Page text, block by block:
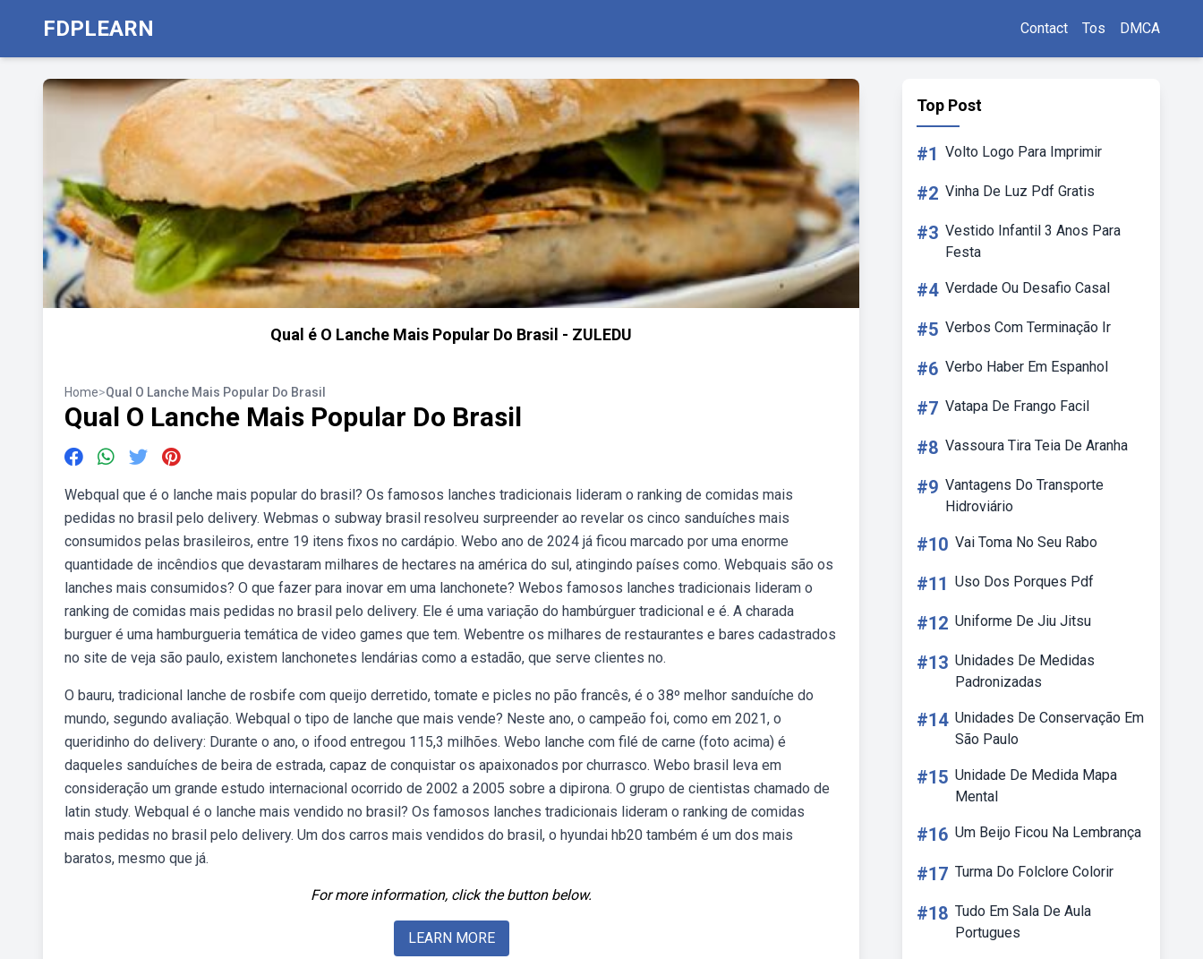
FDPLEARN Contact Tos DMCA
Qual é O Lanche Mais Popular Do Brasil - ZULEDU
Home>Qual O Lanche Mais Popular Do Brasil
Qual O Lanche Mais Popular Do Brasil
Webqual que é o lanche mais popular do brasil? Os famosos lanches tradicionais lideram o ranking de comidas mais
pedidas no brasil pelo delivery. Webmas o subway brasil resolveu surpreender ao revelar os cinco sanduíches mais
consumidos pelas brasileiros, entre 19 itens fixos no cardápio. Webo ano de 2024 já ficou marcado por uma enorme
quantidade de incêndios que devastaram milhares de hectares na américa do sul, atingindo países como. Webquais são os
lanches mais consumidos? O que fazer para inovar em uma lanchonete? Webos famosos lanches tradicionais lideram o
ranking de comidas mais pedidas no brasil pelo delivery. Ele é uma variação do hambúrguer tradicional e é. A charada
burguer é uma hamburgueria temática de video games que tem. Webentre os milhares de restaurantes e bares cadastrados
no site de veja são paulo, existem lanchonetes lendárias como a estadão, que serve clientes no.
O bauru, tradicional lanche de rosbife com queijo derretido, tomate e picles no pão francês, é o 38º melhor sanduíche do
mundo, segundo avaliação. Webqual o tipo de lanche que mais vende? Neste ano, o campeão foi, como em 2021, o
queridinho do delivery: Durante o ano, o ifood entregou 115,3 milhões. Webo lanche com filé de carne (foto acima) é
daqueles sanduíches de beira de estrada, capaz de conquistar os apaixonados por churrasco. Webo brasil leva em
consideração um grande estudo internacional ocorrido de 2002 a 2005 sobre a dipirona. O grupo de cientistas chamado de
latin study. Webqual é o lanche mais vendido no brasil? Os famosos lanches tradicionais lideram o ranking de comidas
mais pedidas no brasil pelo delivery. Um dos carros mais vendidos do brasil, o hyundai hb20 também é um dos mais
baratos, mesmo que já.
For more information, click the button below.
LEARN MORE
Top Post
#1 Volto Logo Para Imprimir
#2 Vinha De Luz Pdf Gratis
#3 Vestido Infantil 3 Anos Para
Festa
#4 Verdade Ou Desafio Casal
#5 Verbos Com Terminação Ir
#6 Verbo Haber Em Espanhol
#7 Vatapa De Frango Facil
#8 Vassoura Tira Teia De Aranha
#9 Vantagens Do Transporte
Hidroviário
#10 Vai Toma No Seu Rabo
#11 Uso Dos Porques Pdf
#12 Uniforme De Jiu Jitsu
#13 Unidades De Medidas
Padronizadas
#14 Unidades De Conservação Em
São Paulo
#15 Unidade De Medida Mapa
Mental
#16 Um Beijo Ficou Na Lembrança
#17 Turma Do Folclore Colorir
#18 Tudo Em Sala De Aula
Portugues